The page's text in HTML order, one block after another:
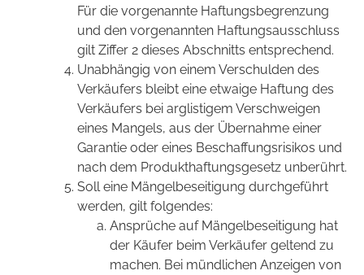
Für die vorgenannte Haftungsbegrenzung
und den vorgenannten Haftungsausschluss
gilt Ziffer 2 dieses Abschnitts entsprechend.
Unabhängig von einem Verschulden des
Verkäufers bleibt eine etwaige Haftung des
Verkäufers bei arglistigem Verschweigen
eines Mangels, aus der Übernahme einer
Garantie oder eines Beschaffungsrisikos und
nach dem Produkthaftungsgesetz unberührt.
Soll eine Mängelbeseitigung durchgeführt
werden, gilt folgendes:
Ansprüche auf Mängelbeseitigung hat
der Käufer beim Verkäufer geltend zu
machen. Bei mündlichen Anzeigen von